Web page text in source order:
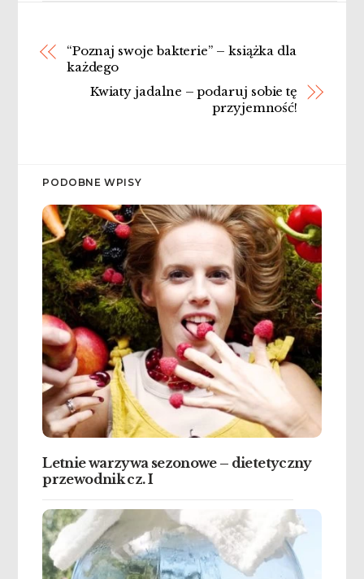
“Poznaj swoje bakterie” – książka dla
każdego
Kwiaty jadalne – podaruj sobie tę
przyjemność!
PODOBNE WPISY
Letnie warzywa sezonowe – dietetyczny
przewodnik cz. I